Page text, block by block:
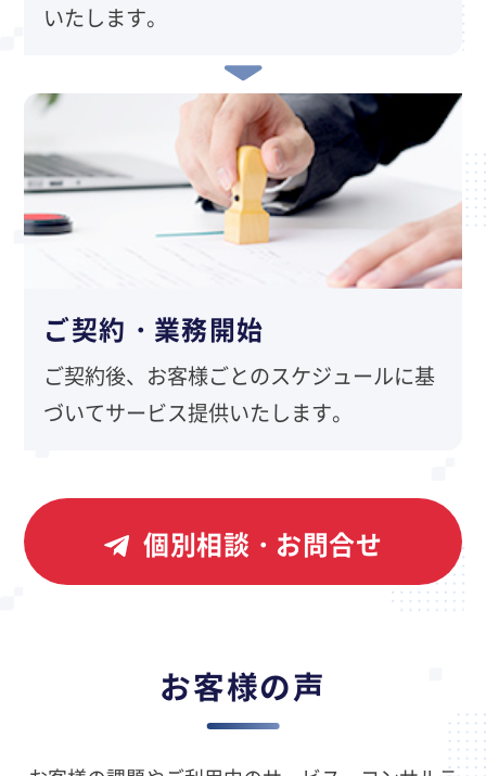
いたします。
ご契約・業務開始
ご契約後、お客様ごとのスケジュールに基
づいてサービス提供いたします。
個別相談・お問合せ
お客様の声